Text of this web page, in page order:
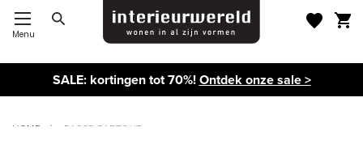
Menu
SALE: kortingen tot 70%!Ontdek onze sale >
HOME PASSE PARTOUT